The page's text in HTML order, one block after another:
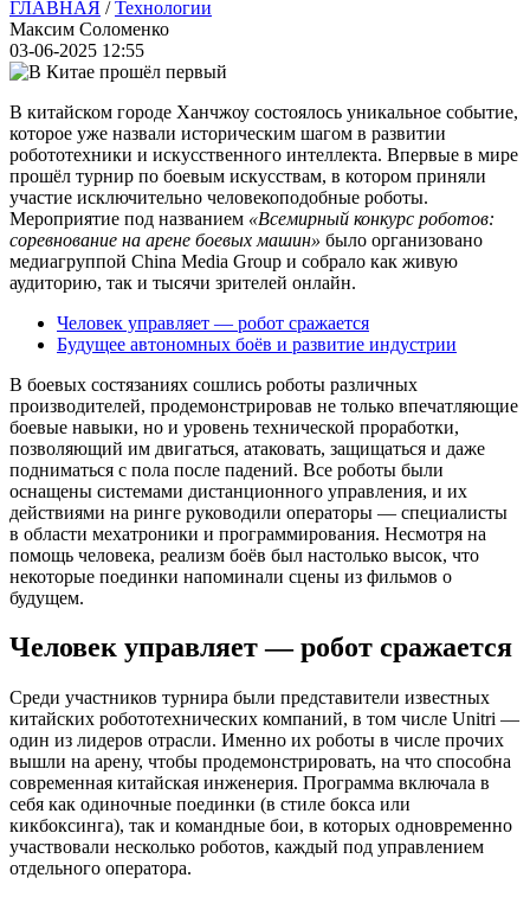
ГЛАВНАЯ /Технологии
Максим Соломенко
03-06-2025 12:55
В китайском городе Ханчжоу состоялось уникальное событие,
которое уже назвали историческим шагом в развитии
робототехники и искусственного интеллекта. Впервые в мире
прошёл турнир по боевым искусствам, в котором приняли
участие исключительно человекоподобные роботы.
Мероприятие под названием «Всемирный конкурс роботов:
соревнование на арене боевых машин» было организовано
медиагруппой China Media Group и собрало как живую
аудиторию, так и тысячи зрителей онлайн.
Человек управляет — робот сражается
Будущее автономных боёв и развитие индустрии
В боевых состязаниях сошлись роботы различных
производителей, продемонстрировав не только впечатляющие
боевые навыки, но и уровень технической проработки,
позволяющий им двигаться, атаковать, защищаться и даже
подниматься с пола после падений. Все роботы были
оснащены системами дистанционного управления, и их
действиями на ринге руководили операторы — специалисты
в области мехатроники и программирования. Несмотря на
помощь человека, реализм боёв был настолько высок, что
некоторые поединки напоминали сцены из фильмов о
будущем.
Человек управляет — робот сражается
Среди участников турнира были представители известных
китайских робототехнических компаний, в том числе Unitri —
один из лидеров отрасли. Именно их роботы в числе прочих
вышли на арену, чтобы продемонстрировать, на что способна
современная китайская инженерия. Программа включала в
себя как одиночные поединки (в стиле бокса или
кикбоксинга), так и командные бои, в которых одновременно
участвовали несколько роботов, каждый под управлением
отдельного оператора.